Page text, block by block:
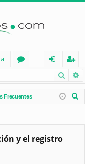
os
nt
ifi
rs
eg
ist
ra
Frecuentes
y el registro